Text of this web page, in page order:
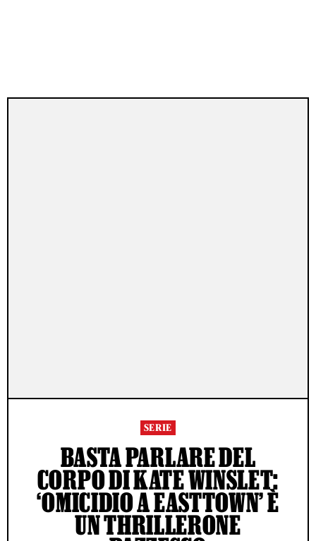
SERIE
BASTA PARLARE DEL
CORPO DI KATE WINSLET:
‘OMICIDIO A EASTTOWN’ È
UN THRILLERONE